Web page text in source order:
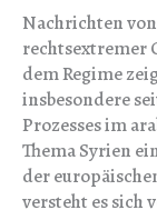
Nachrichten
rechtsextremer
dem Regime
insbesondere
Prozesses im
Thema Syrien
der
versteht es sich